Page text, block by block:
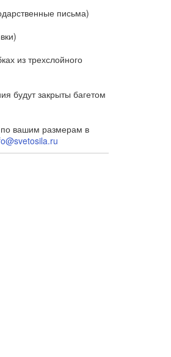
письма)
из трехслойного
будут закрыты багетом
по вашим размерам в